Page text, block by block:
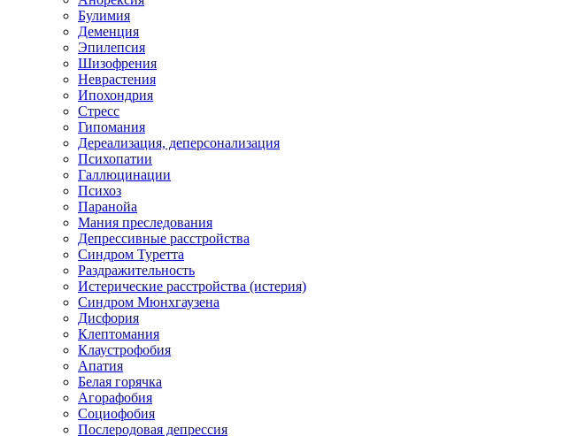
Булимия
Деменция
Эпилепсия
Шизофрения
Неврастения
Ипохондрия
Стресс
Гипомания
Дереализация, деперсонализация
Психопатии
Галлюцинации
Психоз
Паранойа
Мания преследования
Депрессивные расстройства
Синдром Туретта
Раздражительность
Истерические расстройства (истерия)
Синдром Мюнхгаузена
Дисфория
Клептомания
Клаустрофобия
Апатия
Белая горячка
Агорафобия
Социофобия
Послеродовая депрессия